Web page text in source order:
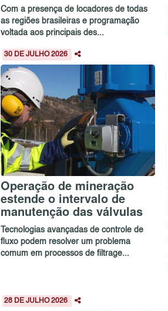
Com a presença de locadores de todas
as regiões brasileiras e programação
voltada aos principais des...
30 DE JULHO 2026
Operação de mineração
estende o intervalo de
manutenção das válvulas
Tecnologias avançadas de controle de
fluxo podem resolver um problema
comum em processos de filtrage...
28 DE JULHO 2026